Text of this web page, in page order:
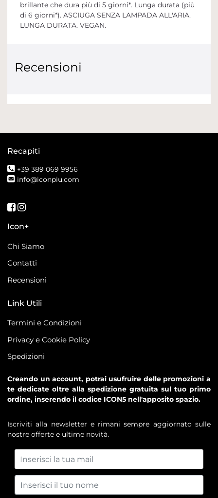
brillante che dura più di 5 giorni*. Lunga durata (più
di 6 giorni*). ASCIUGA SENZA LAMPADA ALL'ARIA.
LUNGA DURATA. VEGAN.
Recensioni
Recapiti
+39 389 069 9956
info@iconpiu.com
Seguici su Facebook
Seguici su Instagram
Icon+
Chi Siamo
Contatti
Recensioni
Link Utili
Termini e Condizioni
Privacy e Cookie Policy
Spedizioni
Creando un account, potrai usufruire delle promozioni a
te dedicate oltre alla spedizione gratuita sul tuo primo
ordine, inserendo il codice ICON5 nell'apposito spazio.
Iscriviti alla newsletter e rimani sempre aggiornato sulle
nostre offerte e ultime novità.